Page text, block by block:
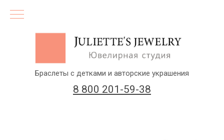
8 800 201-59-38
Браслеты с детками и авторские украшения